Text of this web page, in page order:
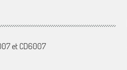
et CD6007